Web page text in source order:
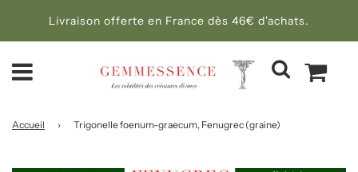
Livraison offerte en France dès 46€ d'achats.
Accueil › Trigonelle foenum-graecum, Fenugrec (graine)